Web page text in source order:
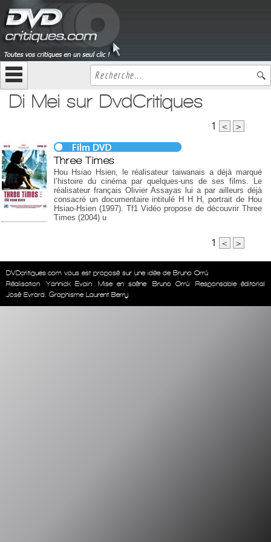
Di Mei sur DvdCritiques
1 < >
Three Times
Hou Hsiao Hsien, le réalisateur taiwanais a déjà marqué
l’histoire du cinéma par quelques-uns de ses films. Le
réalisateur français Olivier Assayas lui a par ailleurs déjà
consacré un documentaire intitulé H H H, portrait de Hou
Hsiao-Hsien (1997). Tf1 Vidéo propose de découvrir Three
Times (2004) u
1 < >
DVDcritiques.com vous est proposé sur une idée de Bruno Orrú
Réalisation
Yannick Evain Mise en scène Bruno Orrú
Responsable éditorial
José Evrard. Graphisme Laurent Berry